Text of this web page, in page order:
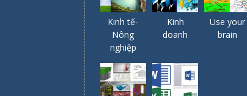
Kinh tế-
Nông
nghiệp
Kinh
doanh
Use your
brain